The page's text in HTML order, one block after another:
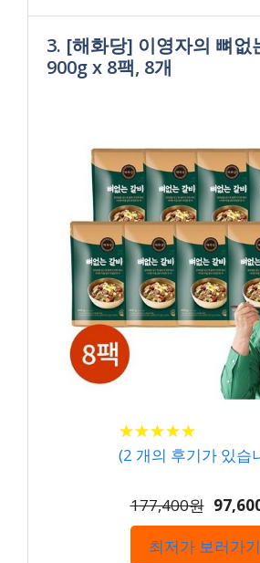
3. [해화당] 이영자의 뼈없
900g x 8팩, 8개
★★★★★
★★★★★
(2 개의 후기가 있습
177,400원
최저가 보러가기